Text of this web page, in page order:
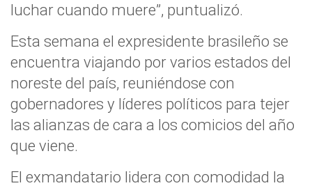
luchar cuando muere”, puntualizó.
Esta semana el expresidente brasileño se
encuentra viajando por varios estados del
noreste del país, reuniéndose con
gobernadores y líderes políticos para tejer
las alianzas de cara a los comicios del año
que viene.
El exmandatario lidera con comodidad la